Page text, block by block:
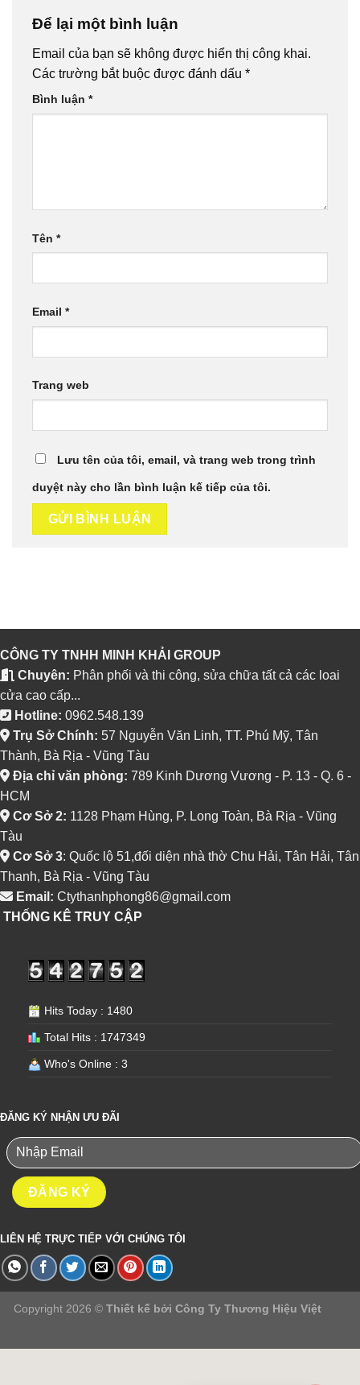
Để lại một bình luận
Email của bạn sẽ không được hiển thị công khai.
Các trường bắt buộc được đánh dấu *
Bình luận *
Tên *
Email *
Trang web
Lưu tên của tôi, email, và trang web trong trình
duyệt này cho lần bình luận kế tiếp của tôi.
CÔNG TY TNHH MINH KHẢI GROUP
Chuyên: Phân phối và thi công, sửa chữa tất cả các loai
cửa cao cấp...
Hotline: 0962.548.139
Trụ Sở Chính: 57 Nguyễn Văn Linh, TT. Phú Mỹ, Tân
Thành, Bà Rịa - Vũng Tàu
Địa chỉ văn phòng: 789 Kinh Dương Vương - P. 13 - Q. 6 -
HCM
Cơ Sở 2: 1128 Phạm Hùng, P. Long Toàn, Bà Rịa - Vũng
Tàu
Cơ Sở 3: Quốc lộ 51,đối diện nhà thờ Chu Hải, Tân Hải, Tân
Thanh, Bà Rịa - Vũng Tàu
Email: Ctythanhphong86@gmail.com
THỐNG KÊ TRUY CẬP
Hits Today : 1480
Total Hits : 1747349
Who's Online : 3
ĐĂNG KÝ NHẬN ƯU ĐÃI
LIÊN HỆ TRỰC TIẾP VỚI CHÚNG TÔI
Copyright 2026 © Thiết kế bởi Công Ty Thương Hiệu Việt